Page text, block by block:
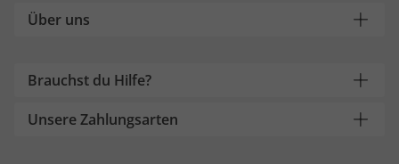
Über uns
Brauchst du Hilfe?
Unsere Zahlungsarten